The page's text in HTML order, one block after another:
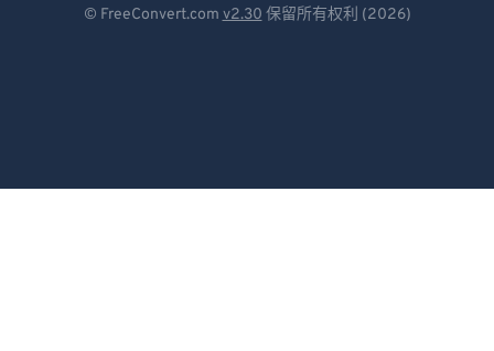
© FreeConvert.com v2.30 保留所有权利 (2026)